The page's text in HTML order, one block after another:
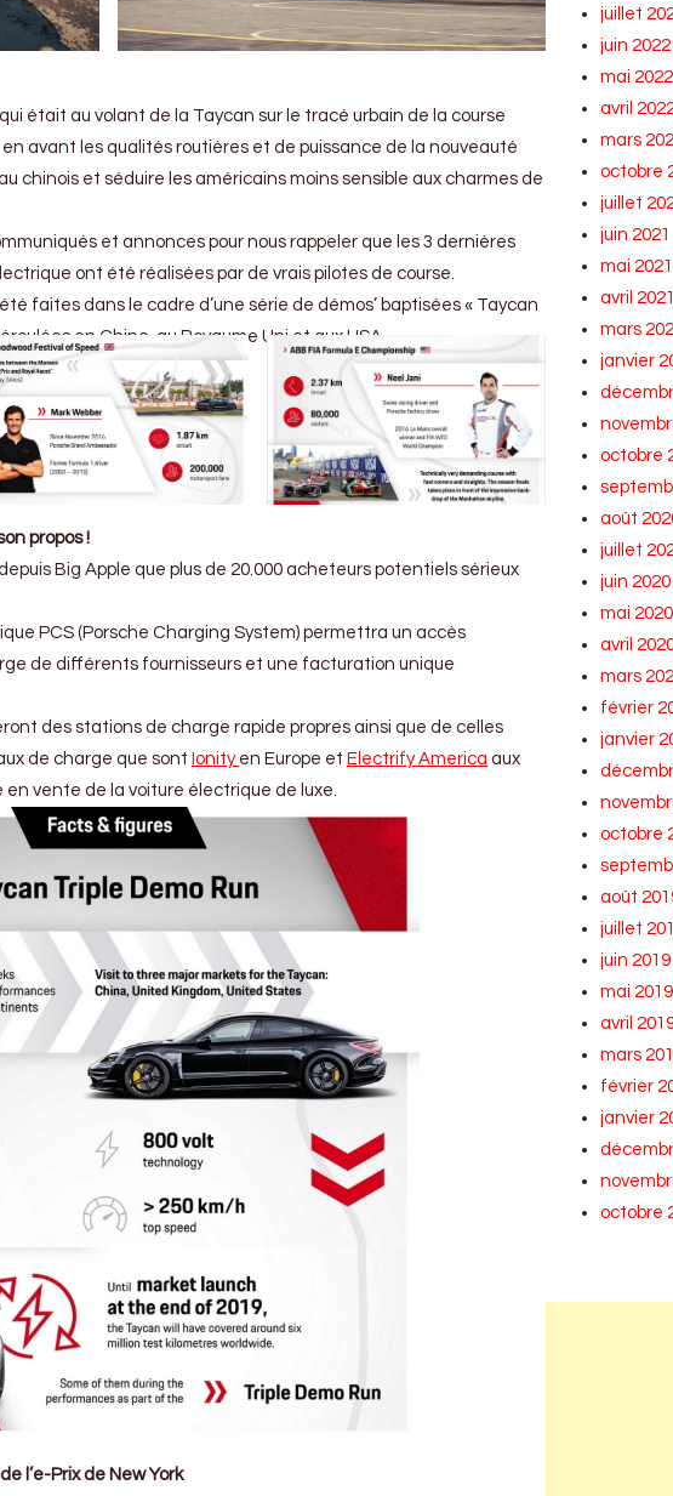
était au volant de la Taycan sur le tracé urbain de la course
avant les qualités routières et de puissance de la nouveauté
chinois et séduire les américains moins sensible aux charmes de
et annonces pour nous rappeler que les 3 dernières
ont été réalisées par de vrais pilotes de course.
faites dans le cadre d’une série de démos’ baptisées « Taycan
en Chine, au Royaume Uni et aux USA.
propos !
Big Apple que plus de 20.000 acheteurs potentiels sérieux
PCS (Porsche Charging System) permettra un accès
de différents fournisseurs et une facturation unique
des stations de charge rapide propres ainsi que de celles
de charge que sont Ionity en Europe et Electrify America aux
vente de la voiture électrique de luxe.
l’e-Prix de New York
juillet
juin 2022
mai 2022
avril
mars
octobre
juillet
juin 2021
mai 2021
avril 2021
mars
janvier
octobre
août
juillet
juin 2020
mai 2020
avril
mars
février
janvier
octobre
août
juillet
juin 2019
mai 2019
avril
mars
février
janvier
octobre